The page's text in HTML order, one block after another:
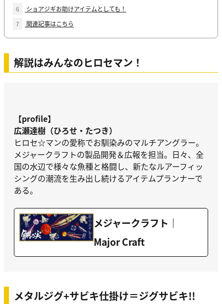
6
ショアジギお助けアイテムとしても！
7
関連記事はこちら
解説はみんなのヒロセマン！
【profile】
広瀬達樹（ひろせ・たつき）
ヒロセ☆マンの愛称でお馴染みのマルチアングラー。
メジャークラフトの製品開発＆広報を担当。日々、全
国の水辺で様々な魚種と格闘し、新たなルアーフィッ
シングの潮流を生み出し続けるアイテムプランナーで
ある。
メジャークラフト｜
Major Craft
メタルジグ+サビキ仕掛け＝ジグサビキ!!